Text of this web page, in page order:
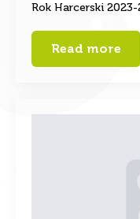
Rok Harcerski
Read more